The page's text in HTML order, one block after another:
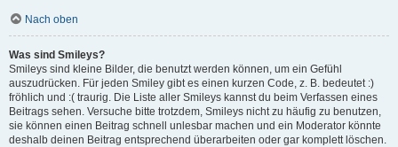
Nach oben
Was sind Smileys?
Smileys sind kleine Bilder, die benutzt werden können, um ein Gefühl
auszudrücken. Für jeden Smiley gibt es einen kurzen Code, z. B. bedeutet :)
fröhlich und :( traurig. Die Liste aller Smileys kannst du beim Verfassen eines
Beitrags sehen. Versuche bitte trotzdem, Smileys nicht zu häufig zu benutzen,
sie können einen Beitrag schnell unlesbar machen und ein Moderator könnte
deshalb deinen Beitrag entsprechend überarbeiten oder gar komplett löschen.